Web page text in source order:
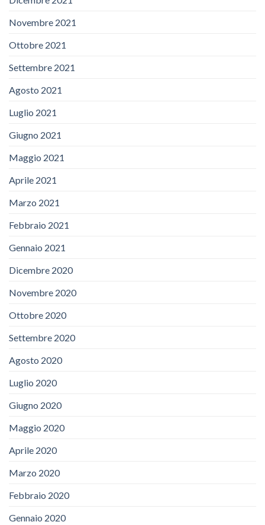
Novembre 2021
Ottobre 2021
Settembre 2021
Agosto 2021
Luglio 2021
Giugno 2021
Maggio 2021
Aprile 2021
Marzo 2021
Febbraio 2021
Gennaio 2021
Dicembre 2020
Novembre 2020
Ottobre 2020
Settembre 2020
Agosto 2020
Luglio 2020
Giugno 2020
Maggio 2020
Aprile 2020
Marzo 2020
Febbraio 2020
Gennaio 2020